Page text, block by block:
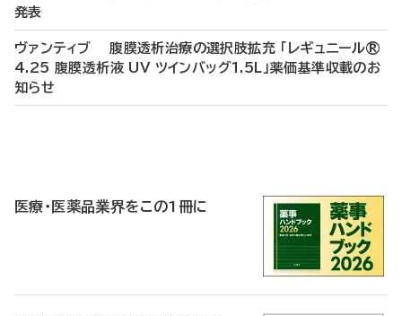
発表
ヴァンティブ 腹膜透析治療の選択肢拡充 「レギュニール®
4.25 腹膜透析液 UV ツインバッグ1.5L」薬価基準収載のお
知らせ
医療・医薬品業界をこの1冊に